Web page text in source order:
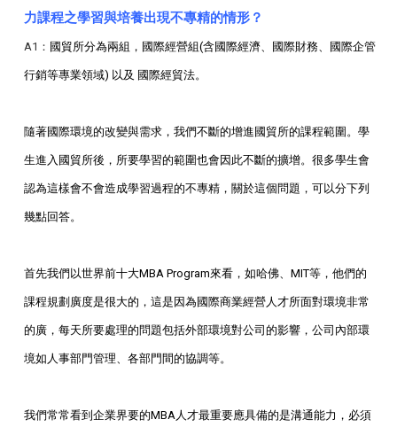
力課程之學習與培養出現不專精的情形？
A1： 國貿所分為兩組，國際經營組(含國際經濟、國際財務、國際企管
行銷等專業領域) 以及 國際經貿法。
隨著國際環境的改變與需求，我們不斷的增進國貿所的課程範圍。學
生進入國貿所後，所要學習的範圍也會因此不斷的擴增。很多學生會
認為這樣會不會造成學習過程的不專精，關於這個問題，可以分下列
幾點回答。
首先我們以世界前十大MBA Program來看，如哈佛、 MIT等，他們的
課程規劃廣度是很大的，這是因為國際商業經營人才所面對環境非常
的廣，每天所要處理的問題包括外部環境對公司的影響，公司內部環
境如人事部門管理、各部門間的協調等。
我們常常看到企業界要的MBA 人才最重要應具備的是溝通能力，必須